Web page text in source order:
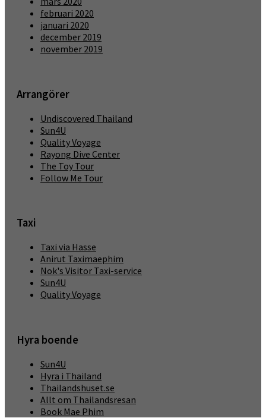
februari 2020
januari 2020
december 2019
november 2019
Arrangörer
Undiscovered Thailand
Sun4U
Quality Voyage
Rayong Dive Center
The Toy Tour
Follow Me Tour
Taxi
Taxi via Hasse
Anirut Taximaephim
Nok's Visitor Taxi-service
Sun4U
Quality Voyage
Hyra boende
Sun4U
Hyra i Thailand
Thailandshuset.se
Allt om Thailandsresan
Book Mae Phim